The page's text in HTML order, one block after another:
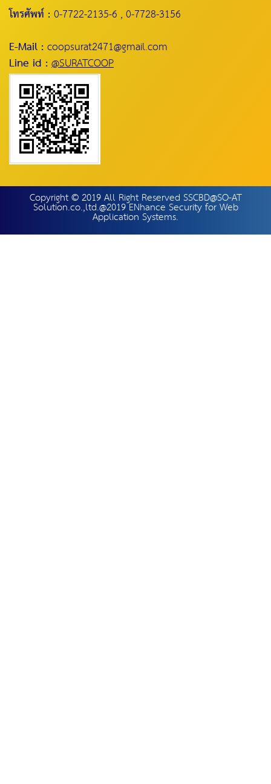
โทรศัพท์ :0-7722-2135-6 , 0-7728-3156
E-Mail :coopsurat2471@gmail.com
Line id :@SURATCOOP
Copyright © 2019 All Right Reserved SSCBD@SO-AT
Solution.co.,ltd.@2019 ENhance Security for Web
Application Systems.